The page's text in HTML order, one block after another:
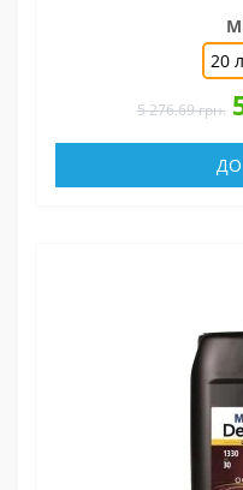
20
5 276.69 грн.